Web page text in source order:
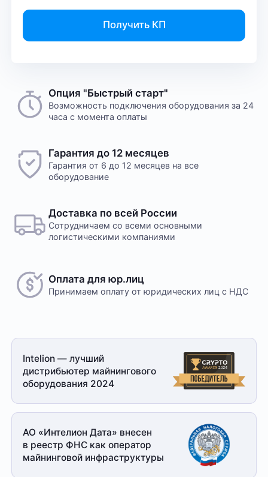
Получить КП
Опция "Быстрый старт"
Возможность подключения оборудования за 24
часа с момента оплаты
Гарантия до 12 месяцев
Гарантия от 6 до 12 месяцев на все
оборудование
Доставка по всей России
Сотрудничаем со всеми основными
логистическими компаниями
Оплата для юр.лиц
Принимаем оплату от юридических лиц с НДС
Intelion — лучший
дистрибьютер майнингового
оборудования 2024
АО «Интелион Дата» внесен
в реестр ФНС как оператор
майнинговой инфраструктуры